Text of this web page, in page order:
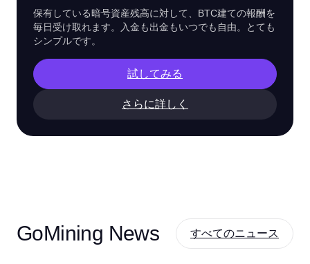
保有している暗号資産残高に対して、BTC建ての報酬を
毎日受け取れます。入金も出金もいつでも自由。とても
シンプルです。
試してみる
さらに詳しく
GoMining News すべてのニュース